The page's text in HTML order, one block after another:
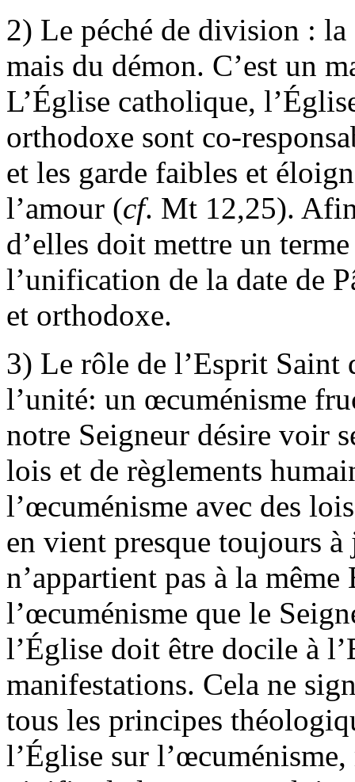
2) Le péché de division :
mais du démon. C’est un
L’Église catholique,
orthodoxe sont co-
et les garde faibles et
l’amour (cf. Mt 12,25).
d’elles doit mettre un
l’unification de la date de
et orthodoxe.
3) Le rôle de l’Esprit Saint
l’unité: un œcuménisme
notre Seigneur désire voir
lois et de règlements
l’œcuménisme avec des
en vient presque toujours à
n’appartient pas à la même
l’œcuménisme que le
l’Église doit être docile à
manifestations. Cela ne
tous les principes
l’Église sur